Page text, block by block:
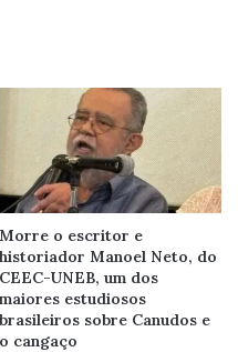
Morre o escritor e
historiador Manoel Neto, do
CEEC-UNEB, um dos
maiores estudiosos
brasileiros sobre Canudos e
o cangaço